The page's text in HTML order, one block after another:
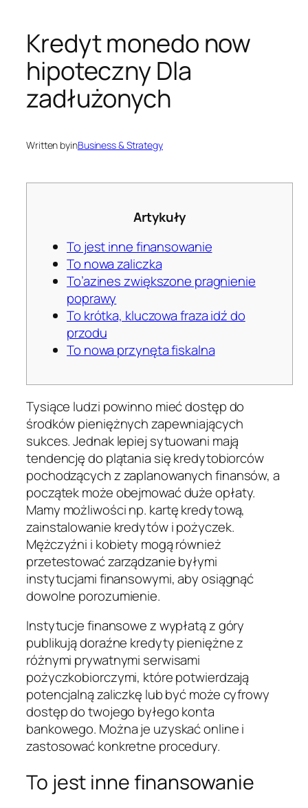
Kredyt monedo now
hipoteczny Dla
zadłużonych
Written byinBusiness & Strategy
Artykuły
To jest inne finansowanie
To nowa zaliczka
To’azines zwiększone pragnienie
poprawy
To krótka, kluczowa fraza idź do
przodu
To nowa przynęta fiskalna
Tysiące ludzi powinno mieć dostęp do
środków pieniężnych zapewniających
sukces. Jednak lepiej sytuowani mają
tendencję do plątania się kredytobiorców
pochodzących z zaplanowanych finansów, a
początek może obejmować duże opłaty.
Mamy możliwości np. kartę kredytową,
zainstalowanie kredytów i pożyczek.
Mężczyźni i kobiety mogą również
przetestować zarządzanie byłymi
instytucjami finansowymi, aby osiągnąć
dowolne porozumienie.
Instytucje finansowe z wypłatą z góry
publikują doraźne kredyty pieniężne z
różnymi prywatnymi serwisami
pożyczkobiorczymi, które potwierdzają
potencjalną zaliczkę lub być może cyfrowy
dostęp do twojego byłego konta
bankowego. Można je uzyskać online i
zastosować konkretne procedury.
To jest inne finansowanie